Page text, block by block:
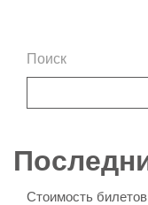
Поиск
Стоимость